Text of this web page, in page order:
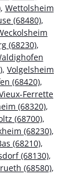
, Wettolsheim
(68480),
(68230),
, Volgelsheim
(68420),
Ferrette
(68320),
(68700),
(68230),
(68210),
(68130),
(68580),